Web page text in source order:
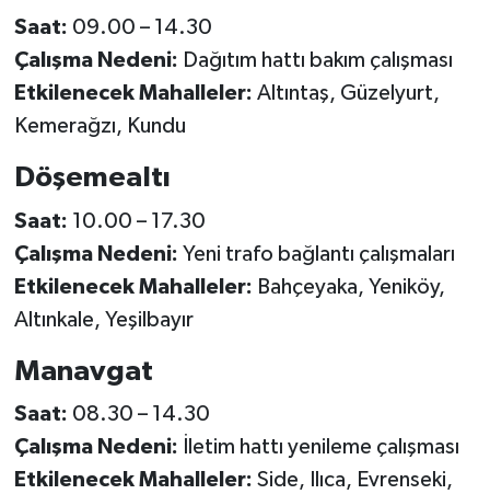
Saat: 09.00 – 14.30
Çalışma Nedeni: Dağıtım hattı bakım çalışması
Etkilenecek Mahalleler: Altıntaş, Güzelyurt,
Kemerağzı, Kundu
Döşemealtı
Saat: 10.00 – 17.30
Çalışma Nedeni: Yeni trafo bağlantı çalışmaları
Etkilenecek Mahalleler: Bahçeyaka, Yeniköy,
Altınkale, Yeşilbayır
Manavgat
Saat: 08.30 – 14.30
Çalışma Nedeni: İletim hattı yenileme çalışması
Etkilenecek Mahalleler: Side, Ilıca, Evrenseki,